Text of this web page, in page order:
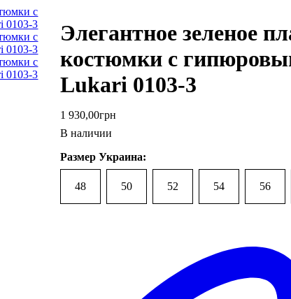
Элегантное зеленое
костюмки с
Lukari 0103-3
1 930,00грн
В наличии
Размер Украина:
48 50 52 54 56